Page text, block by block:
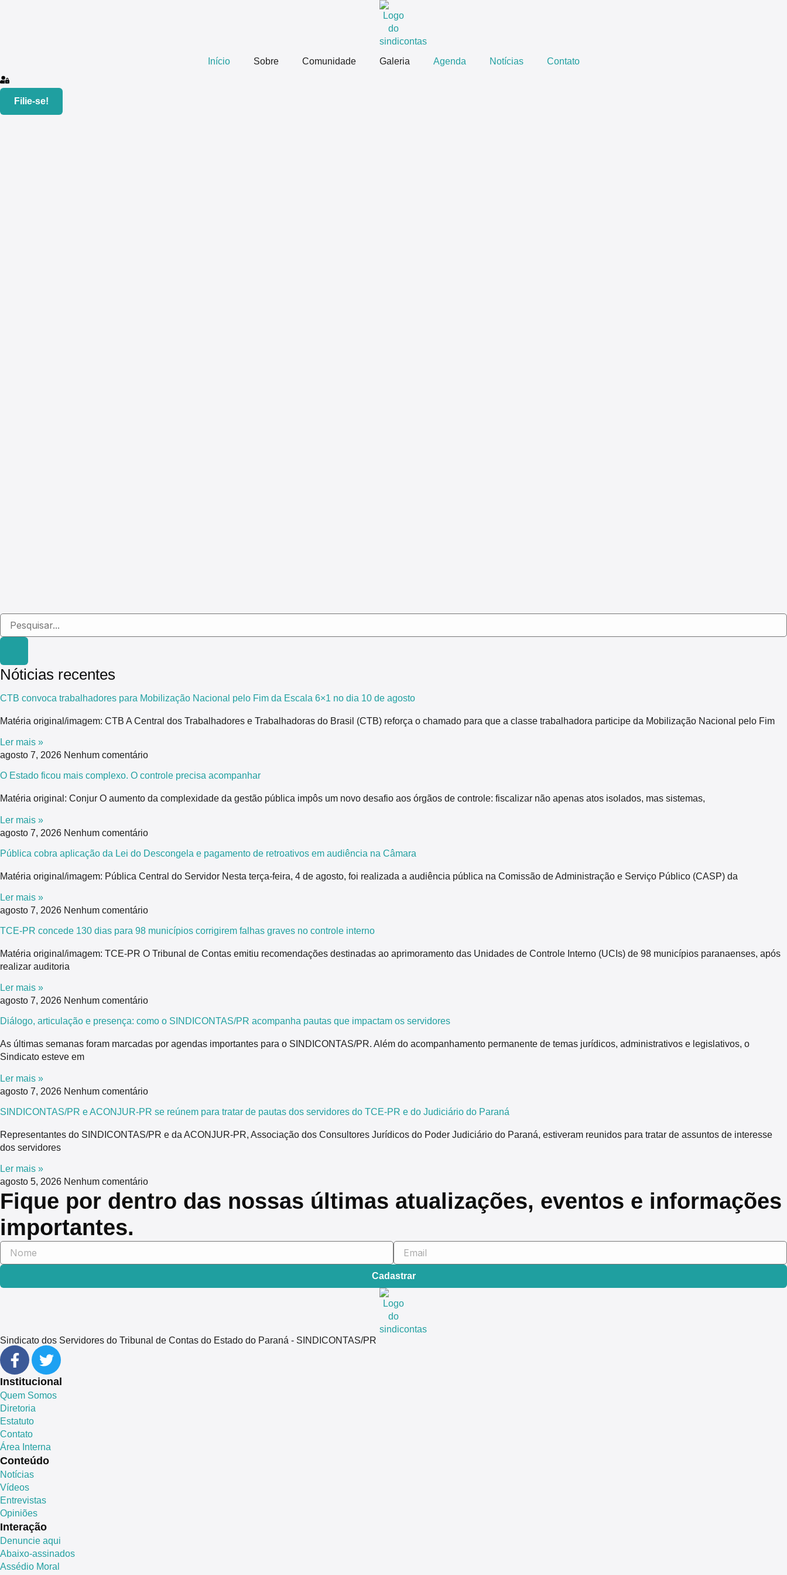
Início Sobre Comunidade Galeria Agenda Notícias Contato
Filie-se!
Nóticias recentes
CTB convoca trabalhadores para Mobilização Nacional pelo Fim da Escala 6×1 no dia 10 de agosto
Matéria original/imagem: CTB A Central dos Trabalhadores e Trabalhadoras do Brasil (CTB) reforça o chamado para que a classe trabalhadora participe da Mobilização Nacional pelo Fim
Ler mais »
agosto 7, 2026 Nenhum comentário
O Estado ficou mais complexo. O controle precisa acompanhar
Matéria original: Conjur O aumento da complexidade da gestão pública impôs um novo desafio aos órgãos de controle: fiscalizar não apenas atos isolados, mas sistemas,
Ler mais »
agosto 7, 2026 Nenhum comentário
Pública cobra aplicação da Lei do Descongela e pagamento de retroativos em audiência na Câmara
Matéria original/imagem: Pública Central do Servidor Nesta terça-feira, 4 de agosto, foi realizada a audiência pública na Comissão de Administração e Serviço Público (CASP) da
Ler mais »
agosto 7, 2026 Nenhum comentário
TCE-PR concede 130 dias para 98 municípios corrigirem falhas graves no controle interno
Matéria original/imagem: TCE-PR O Tribunal de Contas emitiu recomendações destinadas ao aprimoramento das Unidades de Controle Interno (UCIs) de 98 municípios paranaenses, após
realizar auditoria
Ler mais »
agosto 7, 2026 Nenhum comentário
Diálogo, articulação e presença: como o SINDICONTAS/PR acompanha pautas que impactam os servidores
As últimas semanas foram marcadas por agendas importantes para o SINDICONTAS/PR. Além do acompanhamento permanente de temas jurídicos, administrativos e legislativos, o
Sindicato esteve em
Ler mais »
agosto 7, 2026 Nenhum comentário
SINDICONTAS/PR e ACONJUR-PR se reúnem para tratar de pautas dos servidores do TCE-PR e do Judiciário do Paraná
Representantes do SINDICONTAS/PR e da ACONJUR-PR, Associação dos Consultores Jurídicos do Poder Judiciário do Paraná, estiveram reunidos para tratar de assuntos de interesse
dos servidores
Ler mais »
agosto 5, 2026 Nenhum comentário
Fique por dentro das nossas últimas atualizações, eventos e informações
importantes.
Cadastrar
Sindicato dos Servidores do Tribunal de Contas do Estado do Paraná - SINDICONTAS/PR
Institucional
Quem Somos
Diretoria
Estatuto
Contato
Área Interna
Conteúdo
Notícias
Vídeos
Entrevistas
Opiniões
Interação
Denuncie aqui
Abaixo-assinados
Assédio Moral